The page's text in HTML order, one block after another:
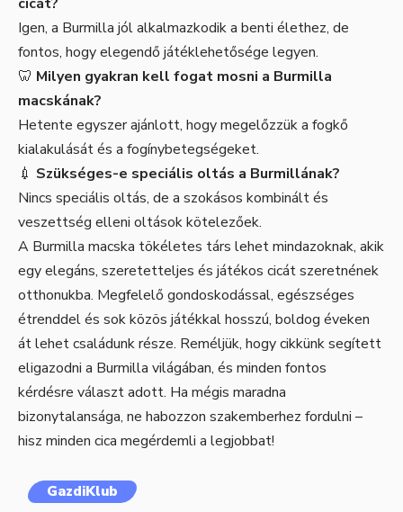
Igen, a Burmilla jól alkalmazkodik a benti élethez, de
fontos, hogy elegendő játéklehetősége legyen.
🦷 Milyen gyakran kell fogat mosni a Burmilla
macskának?
Hetente egyszer ajánlott, hogy megelőzzük a fogkő
kialakulását és a fogínybetegségeket.
💉 Szükséges-e speciális oltás a Burmillának?
Nincs speciális oltás, de a szokásos kombinált és
veszettség elleni oltások kötelezőek.
A Burmilla macska tökéletes társ lehet mindazoknak, akik
egy elegáns, szeretetteljes és játékos cicát szeretnének
otthonukba. Megfelelő gondoskodással, egészséges
étrenddel és sok közös játékkal hosszú, boldog éveken
át lehet családunk része. Reméljük, hogy cikkünk segített
eligazodni a Burmilla világában, és minden fontos
kérdésre választ adott. Ha mégis maradna
bizonytalansága, ne habozzon szakemberhez fordulni –
hisz minden cica megérdemli a legjobbat!
GazdiKlub